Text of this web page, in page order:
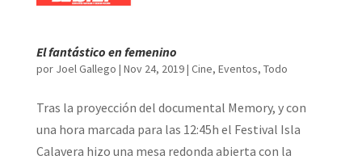
El fantástico en femenino
por Joel Gallego | Nov 24, 2019| Cine, Eventos, Todo
Tras la proyección del documental Memory, y con
una hora marcada para las 12:45h el Festival Isla
Calavera hizo una mesa redonda abierta con la